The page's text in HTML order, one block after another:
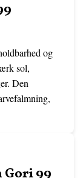
og
sol,
Den
99